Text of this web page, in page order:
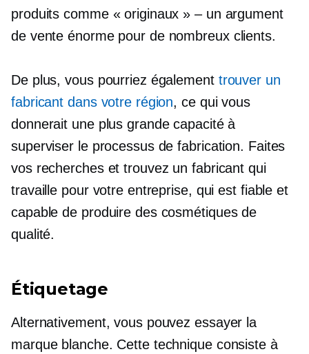
produits comme « originaux » – un argument
de vente énorme pour de nombreux clients.
De plus, vous pourriez également trouver un
fabricant dans votre région, ce qui vous
donnerait une plus grande capacité à
superviser le processus de fabrication. Faites
vos recherches et trouvez un fabricant qui
travaille pour votre entreprise, qui est fiable et
capable de produire des cosmétiques de
qualité.
Étiquetage
Alternativement, vous pouvez essayer la
marque blanche. Cette technique consiste à